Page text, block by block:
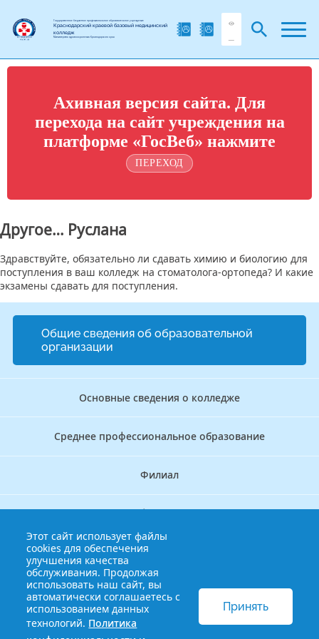
Государственное бюджетное профессиональное образовательное учреждение
Краснодарский краевой базовый медицинский
колледж
Министерства здравоохранения Краснодарского края
Ахивная версия сайта. Для
перехода на сайт учреждения на
платформе «ГосВеб» нажмите
ПЕРЕХОД
Другое… Руслана
Здравствуйте, обязательно ли сдавать химию и биологию для
поступления в ваш колледж на стоматолога-ортопеда? И какие
экзамены сдавать для поступления.
Общие сведения об образовательной
организации
Основные сведения о колледже
Среднее профессиональное образование
Филиал
Дополнительное профессиональное образование
Аккредитационно — симуляционный центр
Бережливый колледж
Этот сайт использует файлы
cookies для обеспечения
улучшения качества
обслуживания. Продолжая
использовать наш сайт, вы
автоматически соглашаетесь с
использованием данных
технологий. Политика
Принять